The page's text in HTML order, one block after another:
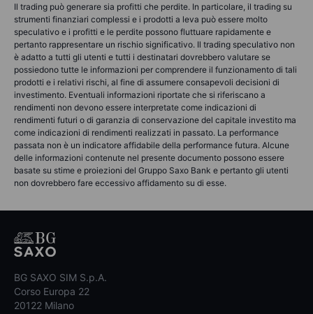
Il trading può generare sia profitti che perdite. In particolare, il trading su
strumenti finanziari complessi e i prodotti a leva può essere molto
speculativo e i profitti e le perdite possono fluttuare rapidamente e
pertanto rappresentare un rischio significativo. Il trading speculativo non
è adatto a tutti gli utenti e tutti i destinatari dovrebbero valutare se
possiedono tutte le informazioni per comprendere il funzionamento di tali
prodotti e i relativi rischi, al fine di assumere consapevoli decisioni di
investimento. Eventuali informazioni riportate che si riferiscano a
rendimenti non devono essere interpretate come indicazioni di
rendimenti futuri o di garanzia di conservazione del capitale investito ma
come indicazioni di rendimenti realizzati in passato. La performance
passata non è un indicatore affidabile della performance futura. Alcune
delle informazioni contenute nel presente documento possono essere
basate su stime e proiezioni del Gruppo Saxo Bank e pertanto gli utenti
non dovrebbero fare eccessivo affidamento su di esse.
BG SAXO SIM S.p.A.
Corso Europa 22
20122 Milano